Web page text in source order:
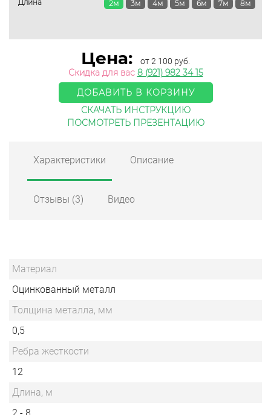
Длина 8м
7м
6м
5м
4м
3м
2м
Цена: от 2 100 руб.
Скидка для вас 8 (921) 982 34 15
ДОБАВИТЬ В КОРЗИНУ
СКАЧАТЬ ИНСТРУКЦИЮ
ПОСМОТРЕТЬ ПРЕЗЕНТАЦИЮ
Характеристики Описание
Отзывы (3) Видео
Материал
Оцинкованный металл
Толщина металла, мм
0,5
Ребра жесткости
12
Длина, м
2 - 8